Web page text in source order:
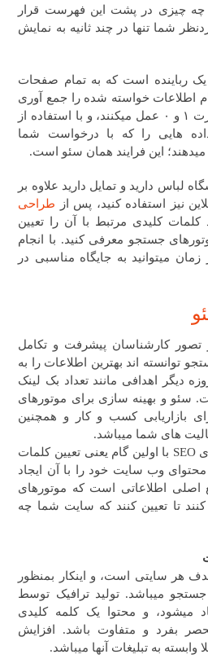
چه چیزی در پشت این فهرست قرار
شما تنها در چند ثانیه به نمایش
رباینده است که به تمام صفحات
اطلاعات خواسته شده را جمع آوری
می کند. این رباینده ها بصورت ۱ و ۰ عمل میکنند، و با استفاده از
هایی را که با درخواست شما
میدهند؛ این فرایند همان سئو است.
لباس دارید و تمایل دارید علاوه بر
نیز استفاده کنید، پس از طراحی
کلمات کلیدی مرتبط با آن را تعیین
جستجو معرفی کنید. با انجام
زمان میتوانید به جایگاه مناسبی در
تصور کارشناسان پیشرفت و تکامل
توانسته اند بهترین اطلاعات را به
دیگر اهدافی مانند تعداد بک لینک
و بهینه سازی برای موتورهای
بازاریابی کسب و کار و همچنین
های شما میباشد.
تعیین اهداف و استراتژی های SEO با اولین گام یعنی تعیین کلمات
وب سایت خود را با آن ایجاد
اصلی اطلاعاتی است که موتورهای
تا تعیین کنند که سایت شما چه
هدف هر سایتی است، و اینکار بمنظور
میباشد. تولید ترافیک توسط
میشود، و محتوا یک کلمه کلیدی
بفرد و متفاوت باشد. افزایش
به تبلیغات آنها میباشد.